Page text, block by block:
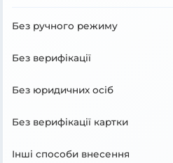
Без ручного режиму
Без верифікації
Без юридичних осіб
Без верифікації картки
Інші способи внесення